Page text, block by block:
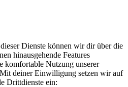
Dienste können wir dir über die
hinausgehende Features
komfortable Nutzung unserer
deiner Einwilligung setzen wir auf
Drittdienste ein: